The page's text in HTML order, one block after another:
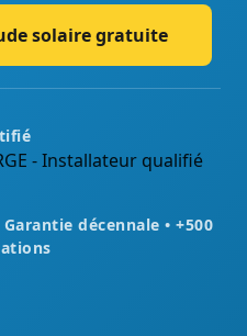
solaire gratuite
décennale • +500